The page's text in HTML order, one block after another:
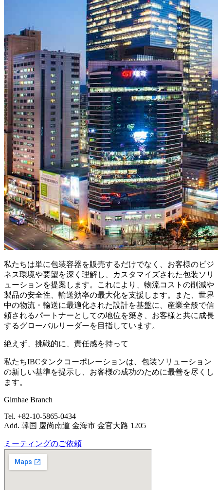
私たちは単に包装容器を販売するだけでなく、お客様のビジ
ネス環境や要望を深く理解し、カスタマイズされた包装ソリ
ューションを提案します。これにより、物流コストの削減や
製品の安全性、輸送効率の最大化を支援します。また、世界
中の物流・輸送に最適化された設計を基盤に、産業全般で信
頼されるパートナーとしての地位を築き、お客様と共に成長
するグローバルリーダーを目指しています。
絶えず、挑戦的に、責任感を持って
私たちIBCタンクコーポレーションは、包装ソリューション
の新しい基準を提示し、お客様の成功のために最善を尽くし
ます。
Gimhae Branch
Tel. +82-10-5865-0434
Add. 韓国 慶尚南道 金海市 金官大路 1205
ミーティングのご依頼